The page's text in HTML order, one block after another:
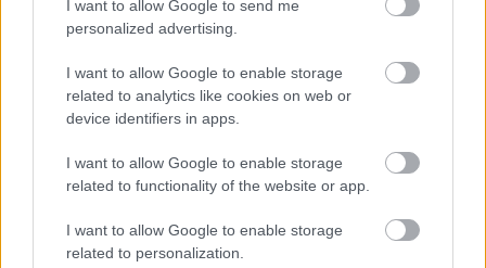
I want to allow Google to send me
personalized advertising.
I want to allow Google to enable storage
related to analytics like cookies on web or
device identifiers in apps.
I want to allow Google to enable storage
related to functionality of the website or app.
I want to allow Google to enable storage
related to personalization.
#24 Érkezik a hét szűk esztendő?